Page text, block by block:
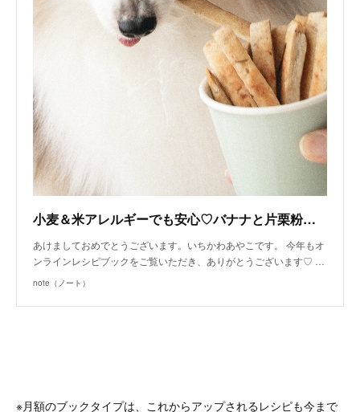
小麦＆米アレルギーでも安心♡バナナと片栗粉のスティッククッキー（手作り犬おやつレシピ）｜いちかわあやこ（犬ごはん先生）｜note
あけましておめでとうございます。いちかわあやこです。 今年もオ
ンラインレシピブックをご覧いただき、ありがとうございます♡ …
note（ノート）
※月額のブックタイプは、これからアップされるレシピも今まで